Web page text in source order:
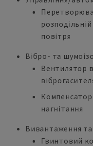
повітря
Вібро- та
Вентилятор
нагнітання
Вивантаження
Гвинтовий